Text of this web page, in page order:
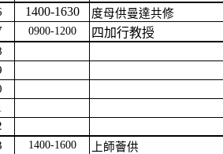
1400-1630 度母供曼達共修
0900-1200
四加行教授
1400-1600 上師薈供